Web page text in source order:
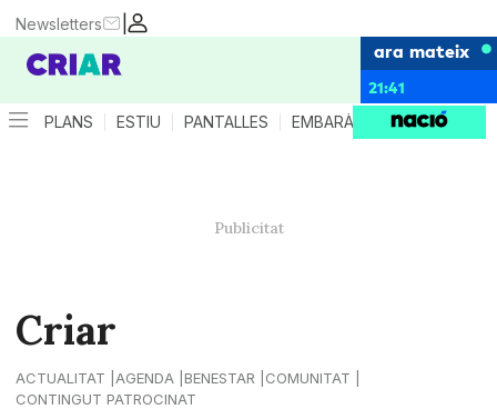
|
Newsletters
ara mateix
21:41
PLANS ESTIU PANTALLES EMBARÀS CRIANÇA
Criar
ACTUALITAT AGENDA BENESTAR
COMUNITAT
CONTINGUT PATROCINAT